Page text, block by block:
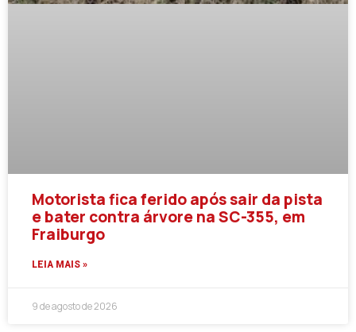
Motorista fica ferido após sair da pista
e bater contra árvore na SC-355, em
Fraiburgo
LEIA MAIS »
9 de agosto de 2026